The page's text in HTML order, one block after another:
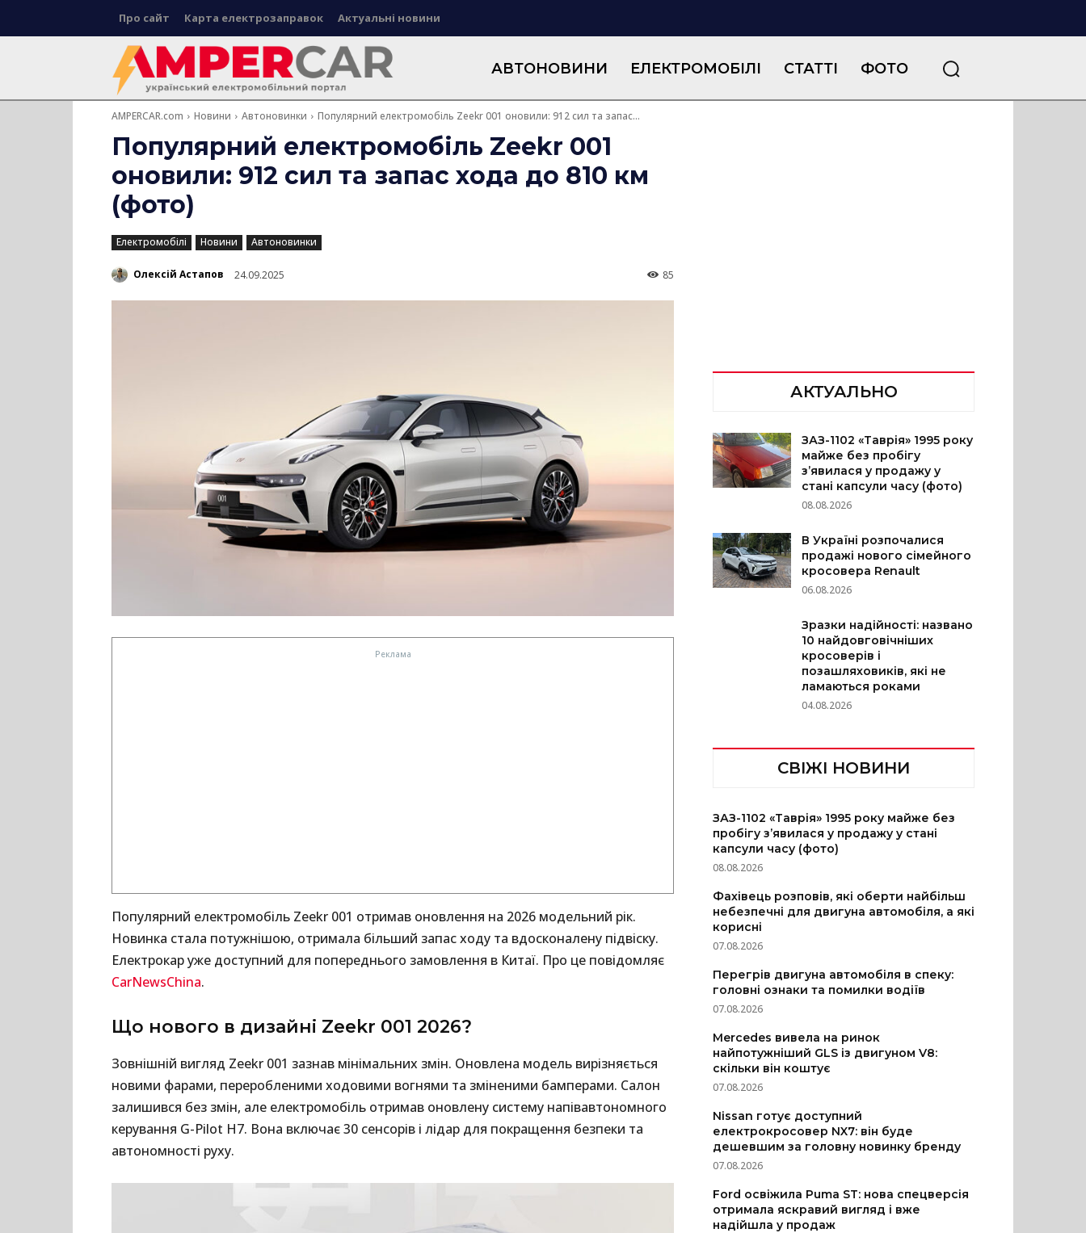
Про сайт Карта електрозаправок Актуальні новини
АВТОНОВИНИ ЕЛЕКТРОМОБІЛІ СТАТТІ ФОТО
AMPERCAR.com Новини Автоновинки Популярний електромобіль Zeekr 001 оновили: 912 сил та запас...
Популярний електромобіль Zeekr 001
оновили: 912 сил та запас хода до 810 км
(фото)
Електромобілі Новини Автоновинки
Олексій Астапов 24.09.2025 85
Популярний електромобіль Zeekr 001 отримав оновлення на 2026 модельний рік.
Новинка стала потужнішою, отримала більший запас ходу та вдосконалену підвіску.
Електрокар уже доступний для попереднього замовлення в Китаї. Про це повідомляє
CarNewsChina.
Що нового в дизайні Zeekr 001 2026?
Зовнішній вигляд Zeekr 001 зазнав мінімальних змін. Оновлена модель вирізняється
новими фарами, переробленими ходовими вогнями та зміненими бамперами. Салон
залишився без змін, але електромобіль отримав оновлену систему напівавтономного
керування G-Pilot H7. Вона включає 30 сенсорів і лідар для покращення безпеки та
автономності руху.
АКТУАЛЬНО
ЗАЗ-1102 «Таврія» 1995 року
майже без пробігу
з’явилася у продажу у
стані капсули часу (фото)
08.08.2026
В Україні розпочалися
продажі нового сімейного
кросовера Renault
06.08.2026
Зразки надійності: названо
10 найдовговічніших
кросоверів і
позашляховиків, які не
ламаються роками
04.08.2026
СВІЖІ НОВИНИ
ЗАЗ-1102 «Таврія» 1995 року майже без
пробігу з’явилася у продажу у стані
капсули часу (фото)
08.08.2026
Фахівець розповів, які оберти найбільш
небезпечні для двигуна автомобіля, а які
корисні
07.08.2026
Перегрів двигуна автомобіля в спеку:
головні ознаки та помилки водіїв
07.08.2026
Mercedes вивела на ринок
найпотужніший GLS із двигуном V8:
скільки він коштує
07.08.2026
Nissan готує доступний
електрокросовер NX7: він буде
дешевшим за головну новинку бренду
07.08.2026
Ford освіжила Puma ST: нова спецверсія
отримала яскравий вигляд і вже
надійшла у продаж